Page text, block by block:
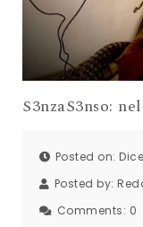
S3nzaS3nso:
Posted on:
Posted by:
Comments: 0